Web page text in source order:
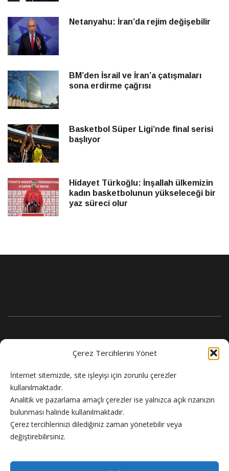
Çerez Tercihlerini Yönet
İnternet sitemizde, site işleyişi için zorunlu çerezler
kullanılmaktadır.
Analitik ve pazarlama amaçlı çerezler ise yalnızca açık rızanızın
bulunması halinde kullanılmaktadır.
Çerez tercihlerinizi dilediğiniz zaman yönetebilir veya
değiştirebilirsiniz.
Netanyahu: İran’da rejim değişebilir
BM’den İsrail ve İran’a çatışmaları
sona erdirme çağrısı
Basketbol Süper Ligi’nde final serisi
başlıyor
Hidayet Türkoğlu: İnşallah ülkemizin
kadın basketbolunun yükseleceği bir
yaz süreci olur
Flash Haber doğru ve güncel haber sitesi.